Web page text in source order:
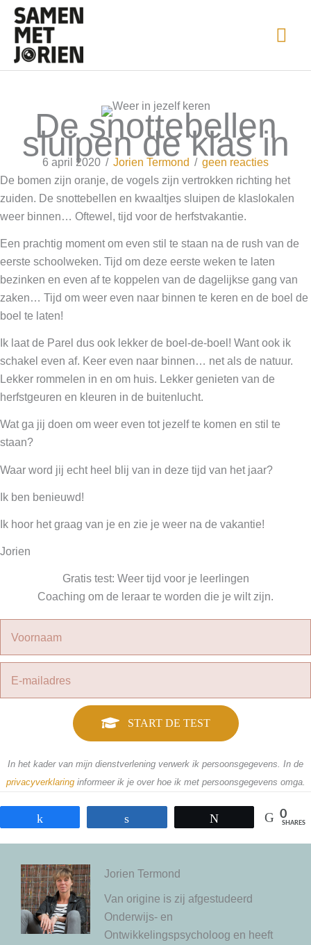
naar
inhoud
De snottebellen
sluipen de klas in
6 april 2020 / Jorien Termond / geen reacties
De bomen zijn oranje, de vogels zijn vertrokken richting het
zuiden. De snottebellen en kwaaltjes sluipen de klaslokalen
weer binnen… Oftewel, tijd voor de herfstvakantie.
Een prachtig moment om even stil te staan na de rush van de
eerste schoolweken. Tijd om deze eerste weken te laten
bezinken en even af te koppelen van de dagelijkse gang van
zaken… Tijd om weer even naar binnen te keren en de boel de
boel te laten!
Ik laat de Parel dus ook lekker de boel-de-boel! Want ook ik
schakel even af. Keer even naar binnen… net als de natuur.
Lekker rommelen in en om huis. Lekker genieten van de
herfstgeuren en kleuren in de buitenlucht.
Wat ga jij doen om weer even tot jezelf te komen en stil te
staan?
Waar word jij echt heel blij van in deze tijd van het jaar?
Ik ben benieuwd!
Ik hoor het graag van je en zie je weer na de vakantie!
Jorien
Gratis test: Weer tijd voor je leerlingen
Coaching om de leraar te worden die je wilt zijn.
START DE TEST
In het kader van mijn dienstverlening verwerk ik persoonsgegevens. In de
privacyverklaringinformeer ik je over hoe ik met persoonsgegevens omga.
0
SHARES
Jorien Termond
Van origine is zij afgestudeerd
Onderwijs- en
Ontwikkelingspsycholoog en heeft